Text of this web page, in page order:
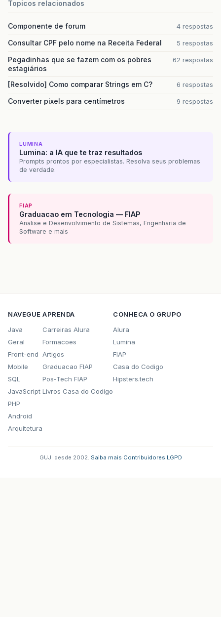
Topicos relacionados
Componente de forum 4 respostas
Consultar CPF pelo nome na Receita Federal 5 respostas
Pegadinhas que se fazem com os pobres
estagiários
62 respostas
[Resolvido] Como comparar Strings em C? 6 respostas
Converter pixels para centímetros 9 respostas
LUMINA
Lumina: a IA que te traz resultados
Prompts prontos por especialistas. Resolva seus problemas
de verdade.
FIAP
Graduacao em Tecnologia — FIAP
Analise e Desenvolvimento de Sistemas, Engenharia de
Software e mais
NAVEGUE
Java
Geral
Front-end
Mobile
SQL
JavaScript
PHP
Android
Arquitetura
APRENDA
Carreiras Alura
Formacoes
Artigos
Graduacao FIAP
Pos-Tech FIAP
Livros Casa do Codigo
CONHECA O GRUPO
Alura
Lumina
FIAP
Casa do Codigo
Hipsters.tech
GUJ: desde 2002. Saiba mais Contribuidores LGPD